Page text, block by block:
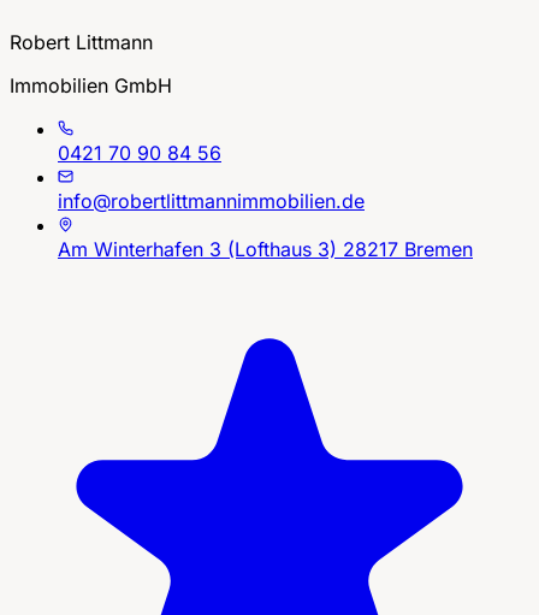
Robert Littmann
Immobilien GmbH
0421 70 90 84 56
info@robertlittmannimmobilien.de
Am Winterhafen 3 (Lofthaus 3) 28217 Bremen